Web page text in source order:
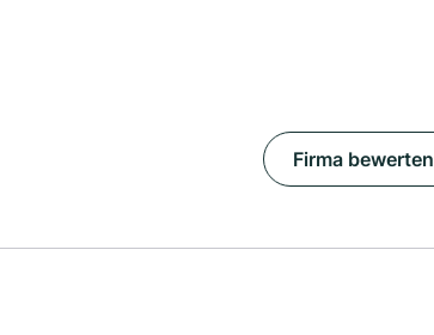
Firma bewerten